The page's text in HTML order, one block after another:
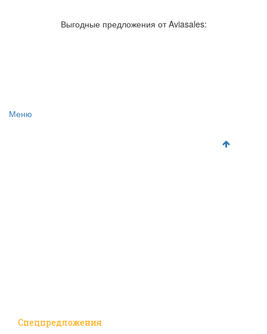
Отзывы об аэропортах
Отслеживание самолетов онлайн
Поиск авиакасс
Выгодные предложения от Aviasales:
Меню
Спецпредложения